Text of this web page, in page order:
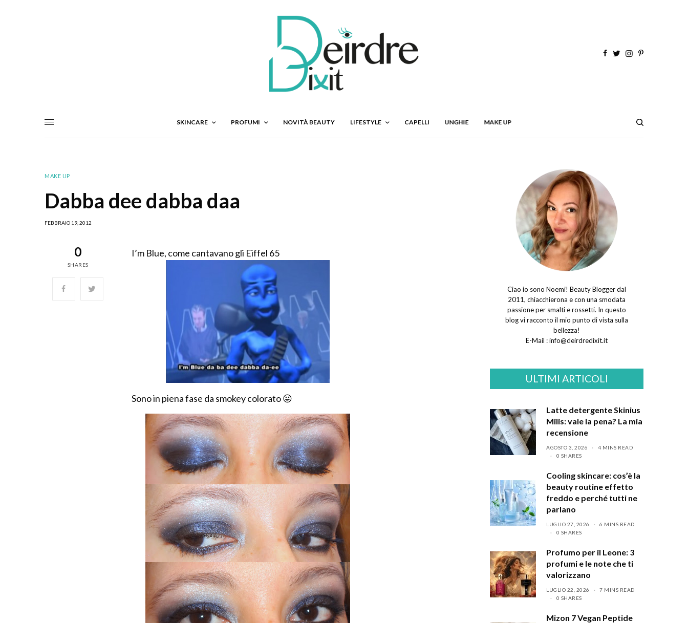
SKINCARE PROFUMI NOVITÀ BEAUTY LIFESTYLE CAPELLI UNGHIE MAKE UP
MAKE UP
Dabba dee dabba daa
FEBBRAIO 19, 2012
0
SHARES
I’m Blue, come cantavano gli Eiffel 65
Sono in piena fase da smokey colorato 😛
Ciao io sono Noemi! Beauty Blogger dal
2011, chiacchierona e con una smodata
passione per smalti e rossetti. In questo
blog vi racconto il mio punto di vista sulla
bellezza!
E-Mail :info@deirdredixit.it
ULTIMI ARTICOLI
Latte detergente Skinius
Milis: vale la pena? La mia
recensione
AGOSTO 3, 2026
4 MINS READ
0 SHARES
Cooling skincare: cos’è la
beauty routine effetto
freddo e perché tutti ne
parlano
LUGLIO 27, 2026
6 MINS READ
0 SHARES
Profumo per il Leone: 3
profumi e le note che ti
valorizzano
LUGLIO 22, 2026
7 MINS READ
0 SHARES
Mizon 7 Vegan Peptide